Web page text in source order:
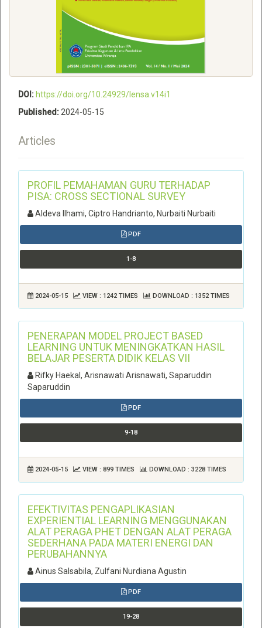
DOI: https://doi.org/10.24929/lensa.v14i1
Published:2024-05-15
Articles
PROFIL PEMAHAMAN GURU TERHADAP
PISA: CROSS SECTIONAL SURVEY
Aldeva Ilhami, Ciptro Handrianto, Nurbaiti Nurbaiti
PDF
1-8
2024-05-15 VIEW : 1242 TIMES DOWNLOAD : 1352 TIMES
PENERAPAN MODEL PROJECT BASED
LEARNING UNTUK MENINGKATKAN HASIL
BELAJAR PESERTA DIDIK KELAS VII
Rifky Haekal, Arisnawati Arisnawati, Saparuddin
Saparuddin
PDF
9-18
2024-05-15 VIEW : 899 TIMES DOWNLOAD : 3228 TIMES
EFEKTIVITAS PENGAPLIKASIAN
EXPERIENTIAL LEARNING MENGGUNAKAN
ALAT PERAGA PHET DENGAN ALAT PERAGA
SEDERHANA PADA MATERI ENERGI DAN
PERUBAHANNYA
Ainus Salsabila, Zulfani Nurdiana Agustin
PDF
19-28